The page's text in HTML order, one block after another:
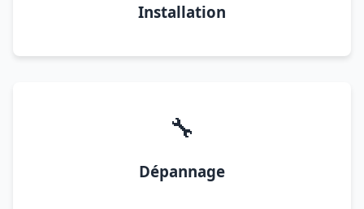
Installation
🔧
Dépannage